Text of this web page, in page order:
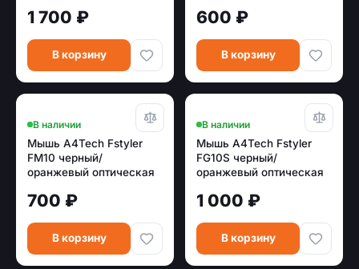
1 700 ₽
В корзину
600 ₽
В корзину
В наличии
Мышь A4Tech Fstyler
FM10 черный/
оранжевый оптическая
700 ₽
В корзину
В наличии
Мышь A4Tech Fstyler
FG10S черный/
оранжевый оптическая
беспроводная USB
1 000 ₽
В корзину